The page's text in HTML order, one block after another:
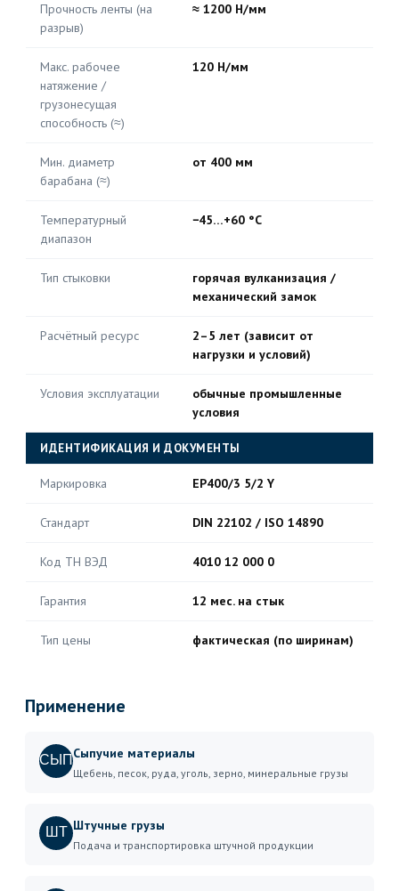
Прочность ленты (на
разрыв)
≈ 1200 Н/мм
Макс. рабочее
натяжение /
грузонесущая
способность (≈)
120 Н/мм
Мин. диаметр
барабана (≈)
от 400 мм
Температурный
диапазон
−45…+60 °C
Тип стыковки
горячая вулканизация /
механический замок
Расчётный ресурс
2–5 лет (зависит от
нагрузки и условий)
Условия эксплуатации
обычные промышленные
условия
ИДЕНТИФИКАЦИЯ И ДОКУМЕНТЫ
Маркировка EP400/3 5/2 Y
Стандарт DIN 22102 / ISO 14890
Код ТН ВЭД 4010 12 000 0
Гарантия 12 мес. на стык
Тип цены фактическая (по ширинам)
Применение
СЫПСыпучие материалы
Щебень, песок, руда, уголь, зерно, минеральные грузы
ШТ Штучные грузы
Подача и транспортировка штучной продукции